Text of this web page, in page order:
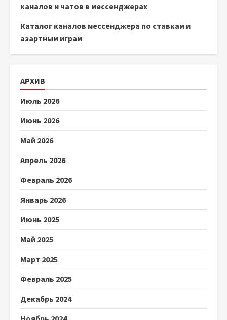
каналов и чатов в мессенджерах
Каталог каналов мессенджера по ставкам и
азартным играм
АРХИВ
Июль 2026
Июнь 2026
Май 2026
Апрель 2026
Февраль 2026
Январь 2026
Июнь 2025
Май 2025
Март 2025
Февраль 2025
Декабрь 2024